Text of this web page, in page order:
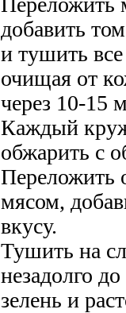
добавить
и тушить
очищая от
через 10-15
Каждый
обжарить с
Переложить
мясом,
вкусу.
Тушить на
незадолго
зелень и